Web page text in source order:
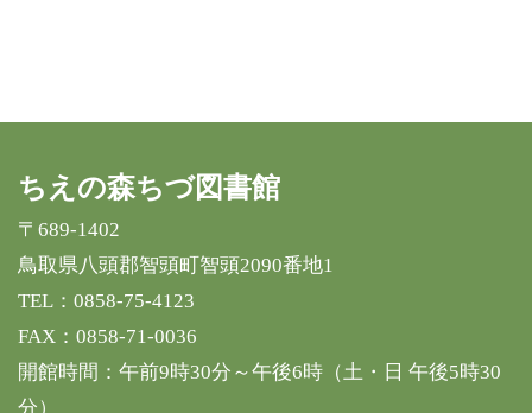
ちえの森ちづ図書館
〒689-1402
鳥取県八頭郡智頭町智頭2090番地1
TEL： 0858-75-4123
FAX：0858-71-0036
開館時間：午前9時30分～午後6時（土・日 午後5時30
分）